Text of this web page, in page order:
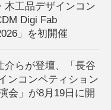
木工品デザインコン
Digi Fab
」を初開催
介らが登壇、「長谷
ンコンペティション
会」が8月19日に開